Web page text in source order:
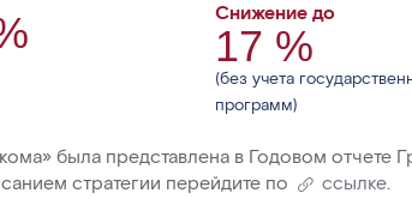
Снижение до
17 %
(без учета
программ)
была представлена в Годовом отчете
стратегии перейдите по
ссылке.